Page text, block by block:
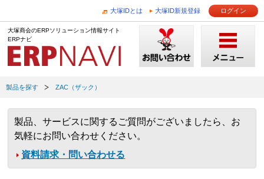
大塚IDとは 大塚ID新規登録 ログイン
大塚商会のERPソリューション情報サイト
ERPナビ
製品を探す ZAC（ザック）
製品、サービスに関するご質問がございましたら、お
気軽にお問い合わせください。
資料請求・問い合わせる